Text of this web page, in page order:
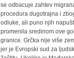
se odbacuje zahtev
procedura dugotrajna i
odluke, ali puno njih
promenila sredinom ove
granice. Grčka nije više
jer je Evropski sud za